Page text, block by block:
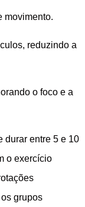
movimento.
reduzindo a
o foco e a
durar entre 5 e 10
o exercício
grupos